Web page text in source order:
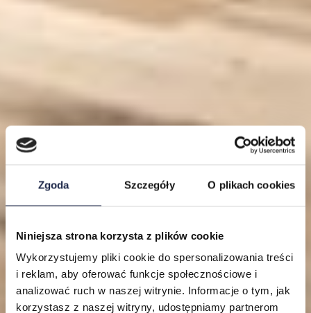
Zgoda Szczegóły O plikach cookies
Niniejsza strona korzysta z plików cookie
Wykorzystujemy pliki cookie do spersonalizowania treści
i reklam, aby oferować funkcje społecznościowe i
analizować ruch w naszej witrynie. Informacje o tym, jak
korzystasz z naszej witryny, udostępniamy partnerom
Lokalizacje
Mieszkania